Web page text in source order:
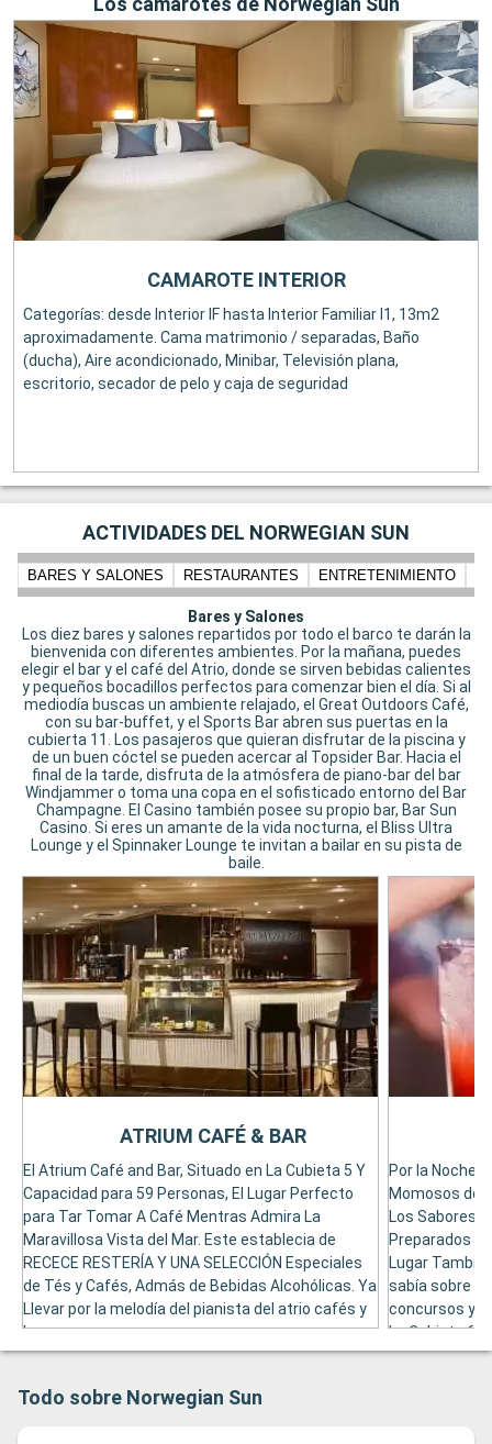
CAMAROTE INTERIOR
Categorías: desde Interior IF hasta Interior Familiar I1, 13m2
aproximadamente. Cama matrimonio / separadas, Baño
(ducha), Aire acondicionado, Minibar, Televisión plana,
escritorio, secador de pelo y caja de seguridad
ACTIVIDADES DEL NORWEGIAN SUN
BARES Y SALONES RESTAURANTES ENTRETENIMIENTO
Bares y Salones
Los diez bares y salones repartidos por todo el barco te darán la
bienvenida con diferentes ambientes. Por la mañana, puedes
elegir el bar y el café del Atrio, donde se sirven bebidas calientes
y pequeños bocadillos perfectos para comenzar bien el día. Si al
mediodía buscas un ambiente relajado, el Great Outdoors Café,
con su bar-buffet, y el Sports Bar abren sus puertas en la
cubierta 11. Los pasajeros que quieran disfrutar de la piscina y
de un buen cóctel se pueden acercar al Topsider Bar. Hacia el
final de la tarde, disfruta de la atmósfera de piano-bar del bar
Windjammer o toma una copa en el sofisticado entorno del Bar
Champagne. El Casino también posee su propio bar, Bar Sun
Casino. Si eres un amante de la vida nocturna, el Bliss Ultra
Lounge y el Spinnaker Lounge te invitan a bailar en su pista de
baile.
El Atrium Café and Bar, Situado en La Cubieta 5 Y
Capacidad para 59 Personas, El Lugar Perfecto
para Tar Tomar A Café Mentras Admira La
Maravillosa Vista del Mar. Este establecia de
RECECE RESTERÍA Y UNA SELECCIÓN Especiales
de Tés y Cafés, Admás de Bebidas Alcohólicas. Ya
Llevar por la melodía del pianista del atrio cafés y
bar.
ATRIUM CAFÉ & BAR
Por la Noche,
Momosos de
Los Sabores
Preparados
Lugar
sabía sobre
concursos y
La Cubieta 6,
para 110
Todo sobre Norwegian Sun